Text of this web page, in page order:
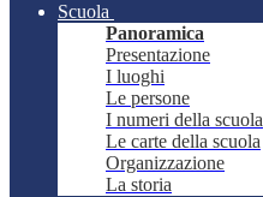
Scuola
Panoramica
Presentazione
I luoghi
Le persone
I numeri della scuola
Le carte della scuola
Organizzazione
La storia